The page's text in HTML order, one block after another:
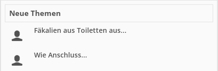
Neue Themen
Fäkalien aus Toiletten aus...
Wie Anschluss...